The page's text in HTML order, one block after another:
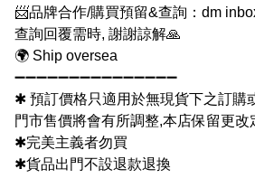
📨品牌合作/購買預留&查詢：dm
查詢回覆需時, 謝謝諒解🙏
🌍 Ship oversea
➖➖➖➖➖➖➖➖➖➖➖➖➖➖➖
✱ 預訂價格只適用於無現貨下之訂購
門市售價將會有所調整,本店保留更改
✱完美主義者勿買
✱貨品出門不設退款退換